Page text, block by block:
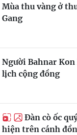
Mùa thu vàng ở
Gang
Người Bahnar Kon
lịch cộng đồng
Đàn cò ốc
hiện trên cánh